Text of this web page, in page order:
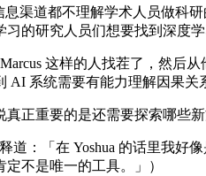
道都不理解学术人员做科研
的研究人员们想要找到深度
这样的人找茬了，然后从
AI 系统需要有能力理解因果
重要的是还需要探索哪些新
：「在 Yoshua 的话里我好
不是唯一的工具。」）